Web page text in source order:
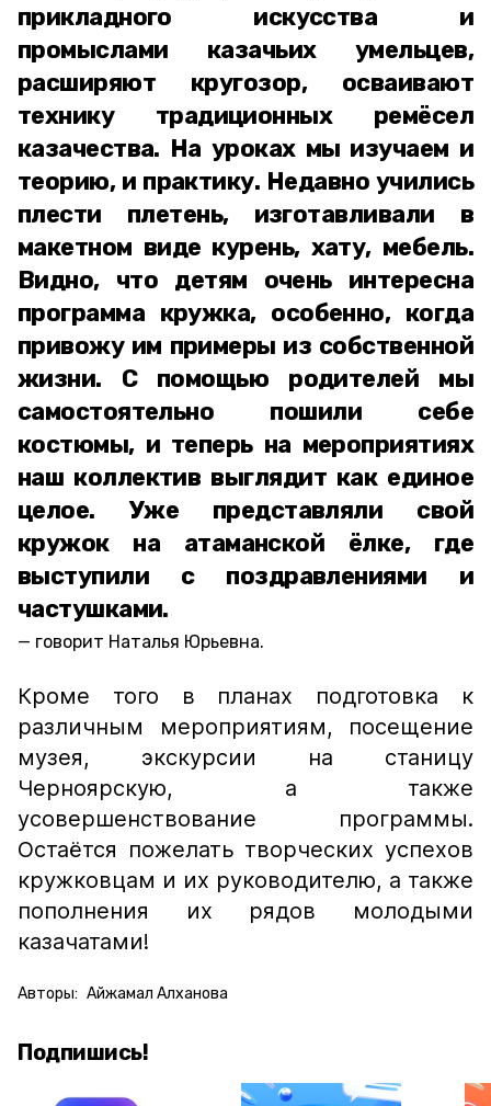
прикладного искусства и
промыслами казачьих умельцев,
расширяют кругозор, осваивают
технику традиционных ремёсел
казачества. На уроках мы изучаем и
теорию, и практику. Недавно учились
плести плетень, изготавливали в
макетном виде курень, хату, мебель.
Видно, что детям очень интересна
программа кружка, особенно, когда
привожу им примеры из собственной
жизни. С помощью родителей мы
самостоятельно пошили себе
костюмы, и теперь на мероприятиях
наш коллектив выглядит как единое
целое. Уже представляли свой
кружок на атаманской ёлке, где
выступили с поздравлениями и
частушками.
говорит Наталья Юрьевна.
Кроме того в планах подготовка к
различным мероприятиям, посещение
музея, экскурсии на станицу
Черноярскую, а также
усовершенствование программы.
Остаётся пожелать творческих успехов
кружковцам и их руководителю, а также
пополнения их рядов молодыми
казачатами!
Авторы: Айжамал Алханова
Подпишись!